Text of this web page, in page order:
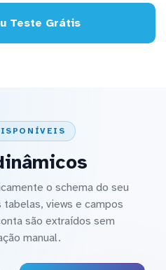
Teste Grátis
o schema do seu
views e campos
são extraídos sem
manual.